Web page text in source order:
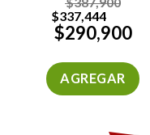
$337,444
$290,900
AGREGAR